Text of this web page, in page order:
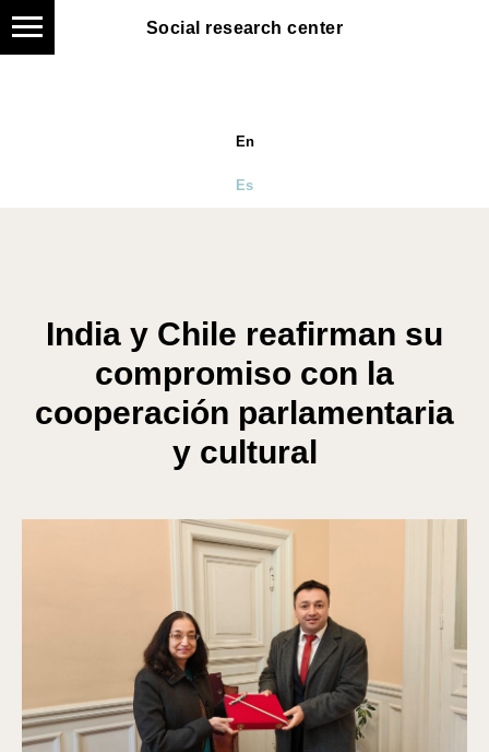
Social research center
En
Es
India y Chile reafirman su
compromiso con la
cooperación parlamentaria
y cultural